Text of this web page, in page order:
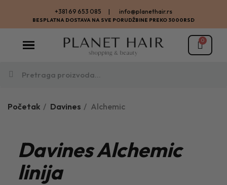
BESPLATNA DOSTAVA NA SVE PORUDŽBINE PREKO 3000RSD
+381 69 653 085 | info@planethair.rs
Početak Davines Alchemic
Davines Alchemic
linija